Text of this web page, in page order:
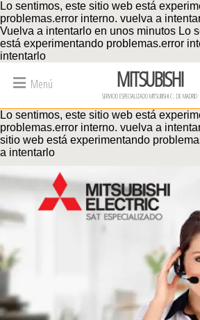
Lo sentimos, este sitio web está
problemas.error interno. vuelva a
Vuelva a intentarlo en unos minutos Lo
está experimentando problemas.error
intentarlo
Menú MITSUBISHI
servicio especializado mitsubishi c. de madrid
Lo sentimos, este sitio web está
problemas.error interno. vuelva a
sitio web está experimentando
a intentarlo